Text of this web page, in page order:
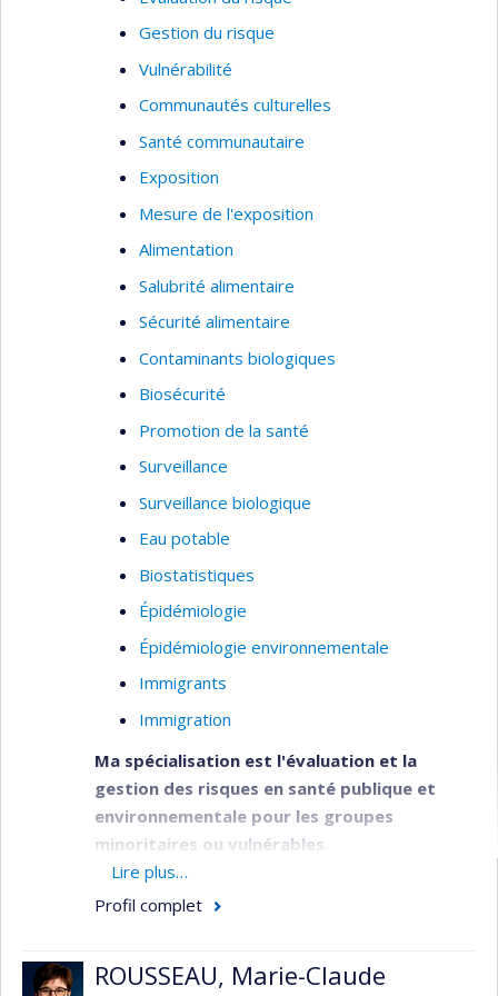
Gestion du risque
Vulnérabilité
Communautés culturelles
Santé communautaire
Exposition
Mesure de l'exposition
Alimentation
Salubrité alimentaire
Sécurité alimentaire
Contaminants biologiques
Biosécurité
Promotion de la santé
Surveillance
Surveillance biologique
Eau potable
Biostatistiques
Épidémiologie
Épidémiologie environnementale
Immigrants
Immigration
Ma spécialisation est l'évaluation et la
gestion des risques en santé publique et
environnementale pour les groupes
minoritaires ou vulnérables
Mon équipe et moi étudions les liens entre
l'exposition aux contaminants, l'environnement, la
de recherche concernant les mesures de santé
Lire plus…
Profil complet
ROUSSEAU, Marie-Claude